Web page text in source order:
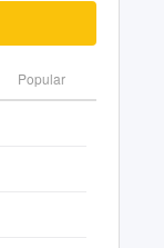
Popular